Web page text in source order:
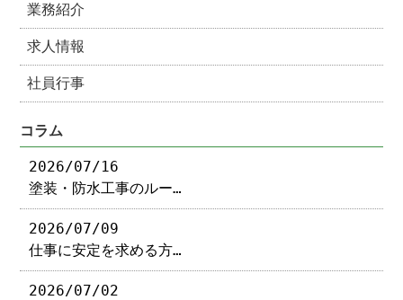
業務紹介
求人情報
社員行事
コラム
2026/07/16
塗装・防水工事のルー…
2026/07/09
仕事に安定を求める方…
2026/07/02